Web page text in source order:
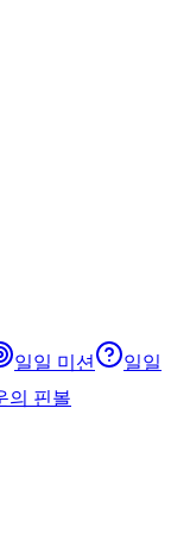
일일 미션
일일
의 핀볼